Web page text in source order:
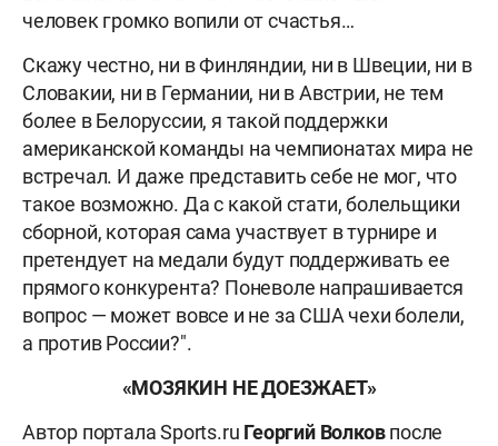
человек громко вопили от счастья…
Скажу честно, ни в Финляндии, ни в Швеции, ни в
Словакии, ни в Германии, ни в Австрии, не тем
более в Белоруссии, я такой поддержки
американской команды на чемпионатах мира не
встречал. И даже представить себе не мог, что
такое возможно. Да с какой стати, болельщики
сборной, которая сама участвует в турнире и
претендует на медали будут поддерживать ее
прямого конкурента? Поневоле напрашивается
вопрос — может вовсе и не за США чехи болели,
а против России?".
«МОЗЯКИН НЕ ДОЕЗЖАЕТ»
Автор портала Sports.ru Георгий Волковпосле